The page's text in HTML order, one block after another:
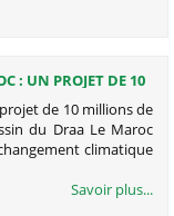
: UN PROJET DE 10
LES OASIS DU
de 10 millions de
du Draa Le Maroc
climatique
Savoir plus...